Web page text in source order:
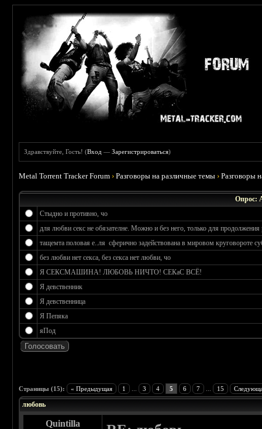
Здравствуйте, Гость! (Вход —Зарегистрироваться)
Metal Torrent Tracker Forum ›Разговоры на различные темы ›Разговоры
Опрос:
Стыдно и противно, чо
для любви секс не обязателне. Можно и без него, только для продолжения
тащемта половая е..ля сферично задействована в мировом круговороте
без любви нет секса, без секса нет любви, чо
Я СЕКСМАШИНА! ЛЮБОВЬ НИЧТО! СЕКаС ВСЁ!
Я девственник
Я девственница
Я Пепяка
яПод
Страницы (15): « Предыдущая 1 3 4 5 6 7 15
любовь
Quintilla